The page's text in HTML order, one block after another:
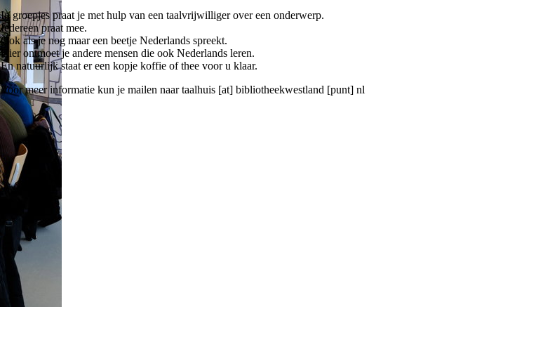
In groepjes praat je met hulp van een taalvrijwilliger over een onderwerp.
Iedereen praat mee.
Ook als je nog maar een beetje Nederlands spreekt.
Hier ontmoet je andere mensen die ook Nederlands leren.
En natuurlijk staat er een kopje koffie of thee voor u klaar.
Voor meer informatie kun je mailen naartaalhuis [at] bibliotheekwestland [punt] nl